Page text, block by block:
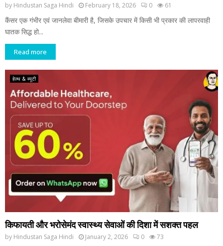
by Hindustan Saga Hindi February 18, 2026 0 61
कैंसर एक गंभीर एवं जानलेवा बीमारी है, जिसके उपचार में किसी भी प्रकार की लापरवाही
घातक सिद्ध हो...
Read more
हेल्थ & ब्यूटी
किफायती और भरोसेमंद स्वास्थ्य सेवाओं की दिशा में सशक्त पहल
by Hindustan Saga Hindi January 2, 2026 0 73